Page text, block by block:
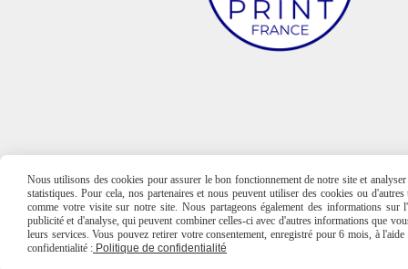
Nous utilisons des cookies pour assurer le bon fonctionnement de notre site et
statistiques. Pour cela, nos partenaires et nous peuvent utiliser des cookies ou
comme votre visite sur notre site. Nous partageons également des informations
publicité et d'analyse, qui peuvent combiner celles-ci avec d'autres informations que
leurs services. Vous pouvez retirer votre consentement, enregistré pour 6 mois, à
confidentialité : Politique de confidentialité